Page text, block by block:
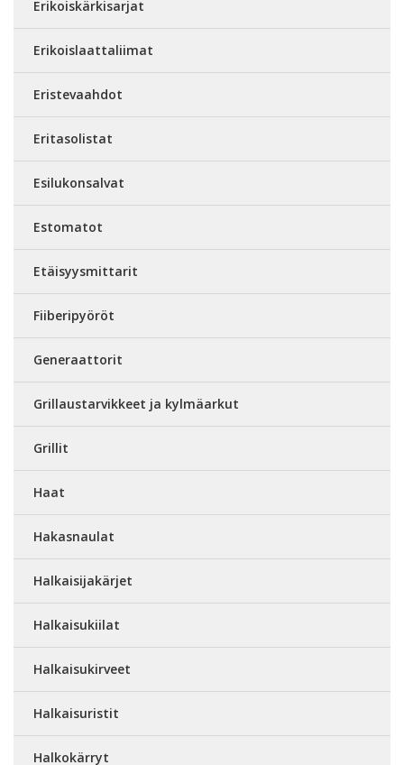
Erikoiskärkisarjat
Erikoislaattaliimat
Eristevaahdot
Eritasolistat
Esilukonsalvat
Estomatot
Etäisyysmittarit
Fiiberipyöröt
Generaattorit
Grillaustarvikkeet ja kylmäarkut
Grillit
Haat
Hakasnaulat
Halkaisijakärjet
Halkaisukiilat
Halkaisukirveet
Halkaisuristit
Halkokärryt